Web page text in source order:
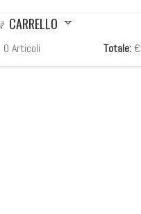
CARRELLO
0 Articoli Totale: